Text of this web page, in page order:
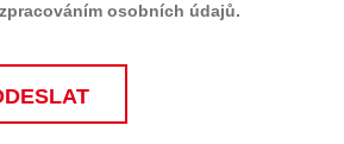
osobních údajů.